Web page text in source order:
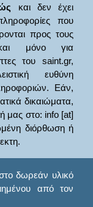
και δεν έχει
που
προς τους
και μόνο για
του saint.gr,
ευθύνη
Εάν,
δικαιώματα,
μας στο: info [at]
διόρθωση ή
δωρεάν υλικό
από τον